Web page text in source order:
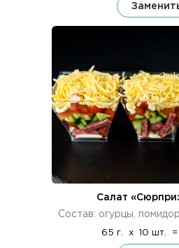
Салат
Состав: огурцы,
65 г. x 10 шт. =